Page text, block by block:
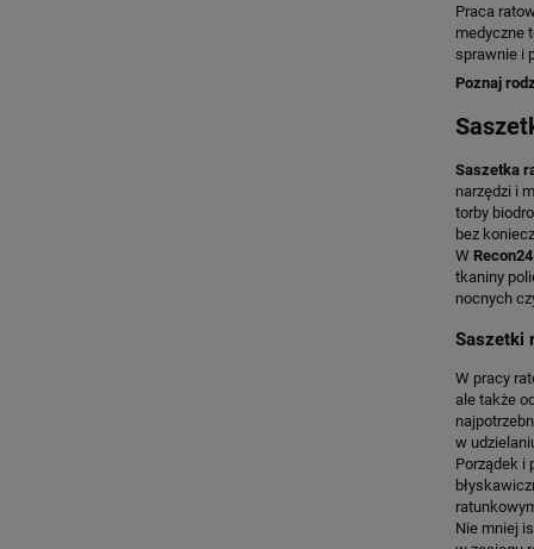
Praca
medyczne
sprawnie i
Poznaj
Saszetka
narzędzi i
torby
bez
W
tkaniny
nocnych
Saszetki
W pracy
ale także
w
Porządek i
Nie mniej